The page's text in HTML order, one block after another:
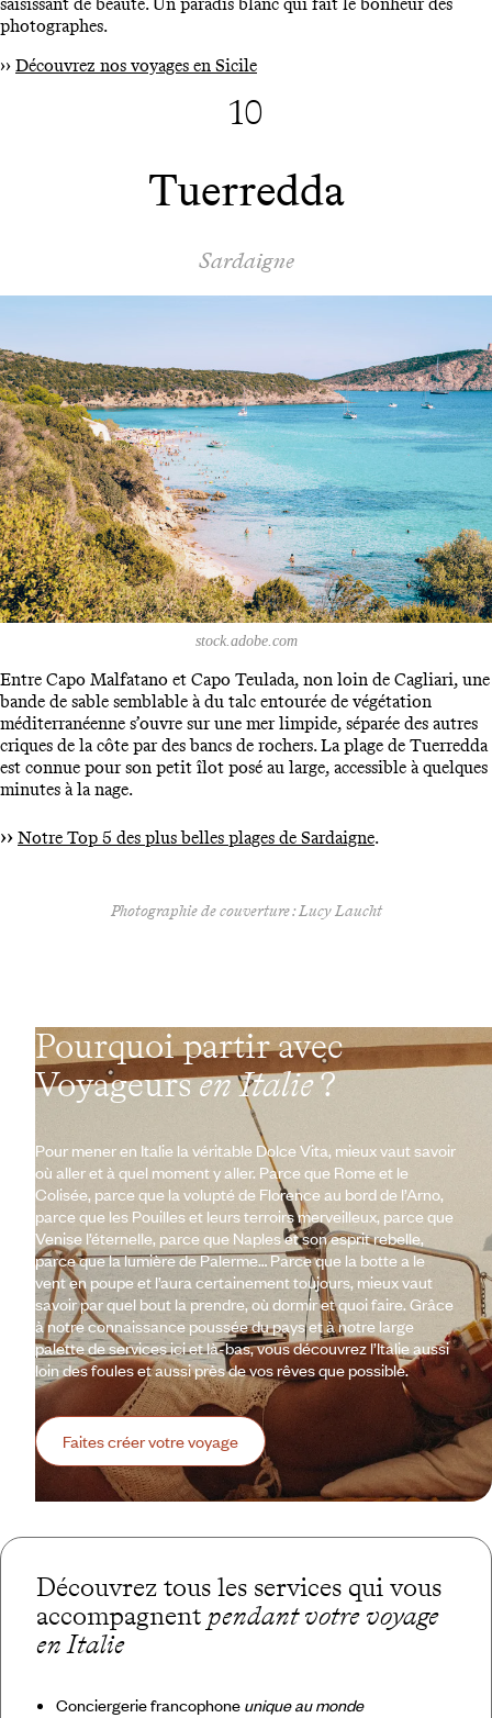
photographes.
›› Découvrez nos voyages en Sicile
10
Tuerredda
Sardaigne
stock.adobe.com
Entre Capo Malfatano et Capo Teulada, non loin de Cagliari, une
bande de sable semblable à du talc entourée de végétation
méditerranéenne s’ouvre sur une mer limpide, séparée des autres
criques de la côte par des bancs de rochers. La plage de Tuerredda
est connue pour son petit îlot posé au large, accessible à quelques
minutes à la nage.
›› Notre Top 5 des plus belles plages de Sardaigne.
Photographie de couverture : Lucy Laucht
Pourquoi partir avec
Voyageursen Italie?
Pour mener en Italie la véritable Dolce Vita, mieux vaut savoir
où aller et à quel moment y aller. Parce que Rome et le
Colisée, parce que la volupté de Florence au bord de l’Arno,
parce que les Pouilles et leurs terroirs merveilleux, parce que
Venise l’éternelle, parce que Naples et son esprit rebelle,
parce que la lumière de Palerme… Parce que la botte a le
vent en poupe et l’aura certainement toujours, mieux vaut
savoir par quel bout la prendre, où dormir et quoi faire. Grâce
à notre connaissance poussée du pays et à notre large
palette de services ici et là-bas, vous découvrez l’Italie aussi
loin des foules et aussi près de vos rêves que possible.
Faites créer votre voyage
Découvrez tous les services qui vous
accompagnent pendant votre voyage
en Italie
Conciergerie francophone unique au monde